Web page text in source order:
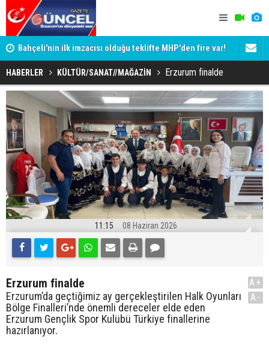
Bahçeli'nin ilk imzacısı olduğu teklifte MHP'den fire var!
İşte imzalamayan o isim
Siyaset-
HABERLER KÜLTÜR/SANAT//MAĞAZİN Erzurum finalde
11:15 08 Haziran 2026
Erzurum finalde
Erzurum’da geçtiğimiz ay gerçekleştirilen Halk Oyunları
Bölge Finalleri’nde önemli dereceler elde eden
Erzurum Gençlik Spor Kulübü Türkiye finallerine
hazırlanıyor.
A+
A-